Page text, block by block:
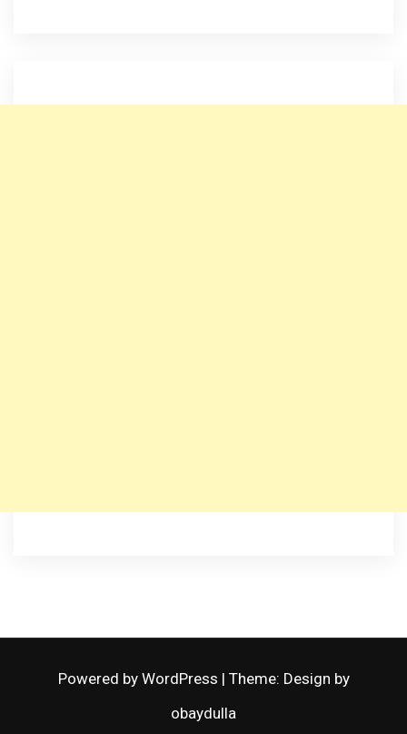
Powered by WordPress | Theme: Design by
obaydulla